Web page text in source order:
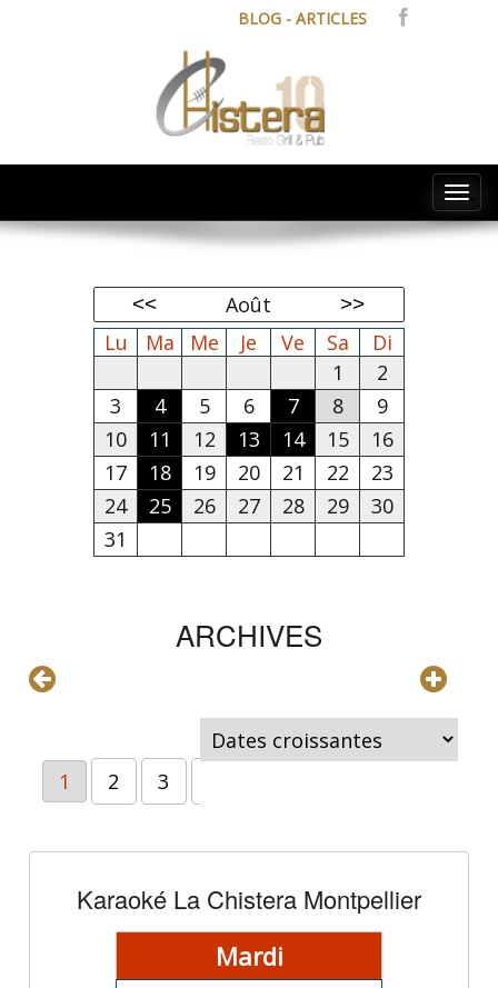
BLOG - ARTICLES
Août
Lu
Ma Me Je Ve Sa
Di
1
2
3
4 5 6 7 8
9
10
11 12 13 14 15
16
17
18 19 20 21 22
23
24
25 26 27 28 29
30
31
ARCHIVES
1 2 3
Karaoké La Chistera Montpellier
Mardi